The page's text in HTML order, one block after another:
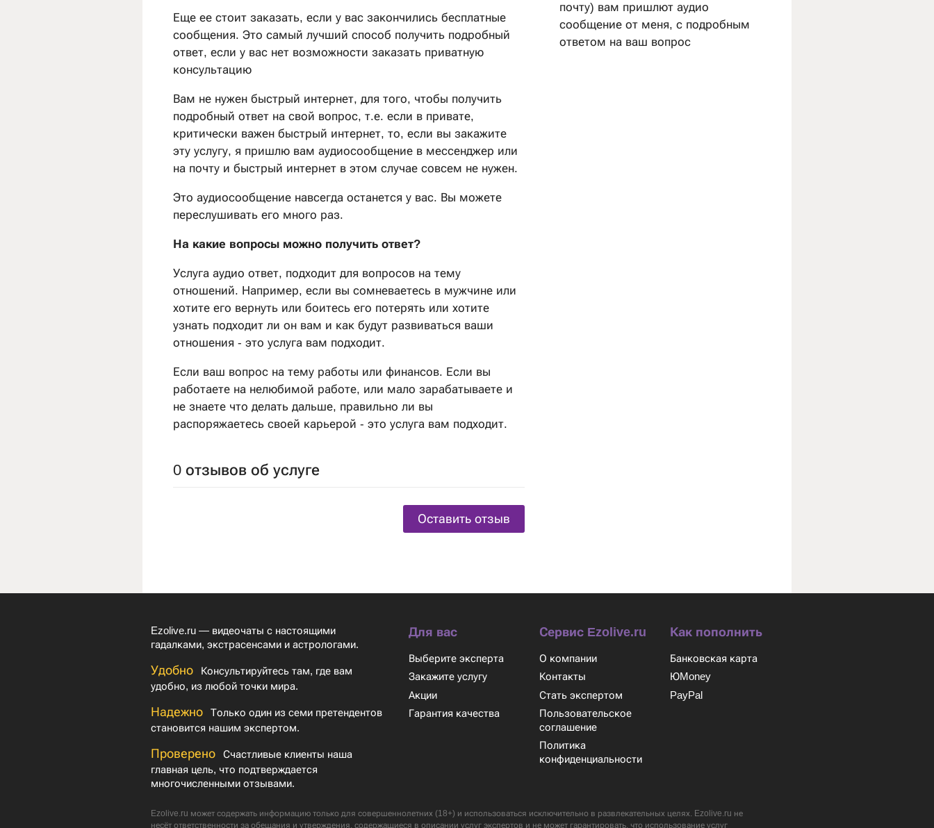
Еще ее стоит заказать, если у вас закончились бесплатные
сообщения. Это самый лучший способ получить подробный
ответ, если у вас нет возможности заказать приватную
консультацию
Вам не нужен быстрый интернет, для того, чтобы получить
подробный ответ на свой вопрос, т.е. если в привате,
критически важен быстрый интернет, то, если вы закажите
эту услугу, я пришлю вам аудиосообщение в мессенджер или
на почту и быстрый интернет в этом случае совсем не нужен.
Это аудиосообщение навсегда останется у вас. Вы можете
переслушивать его много раз.
На какие вопросы можно получить ответ?
Услуга аудио ответ, подходит для вопросов на тему
отношений. Например, если вы сомневаетесь в мужчине или
хотите его вернуть или боитесь его потерять или хотите
узнать подходит ли он вам и как будут развиваться ваши
отношения - это услуга вам подходит.
Если ваш вопрос на тему работы или финансов. Если вы
работаете на нелюбимой работе, или мало зарабатываете и
не знаете что делать дальше, правильно ли вы
распоряжаетесь своей карьерой - это услуга вам подходит.
0 отзывов об услуге
Оставить отзыв
почту) вам пришлют аудио
сообщение от меня, с подробным
ответом на ваш вопрос
Ezolive.ru — видеочаты с настоящими
гадалками, экстрасенсами и астрологами.
Удобно
Консультируйтесь там, где вам
удобно, из любой точки мира.
Надежно
Только один из семи претендентов
становится нашим экспертом.
Проверено
Счастливые клиенты наша
главная цель, что подтверждается
многочисленными отзывами.
Для вас
Выберите эксперта
Закажите услугу
Акции
Гарантия качества
Сервис Ezolive.ru
О компании
Контакты
Стать экспертом
Пользовательское
соглашение
Политика
конфиденциальности
Как пополнить
Банковская карта
ЮMoney
PayPal
Ezolive.ru может содержать информацию только для совершеннолетних (18+) и использоваться исключительно в развлекательных целях. Ezolive.ru не
несёт ответственности за обещания и утверждения, содержащиеся в описании услуг экспертов и не может гарантировать, что использование услуг